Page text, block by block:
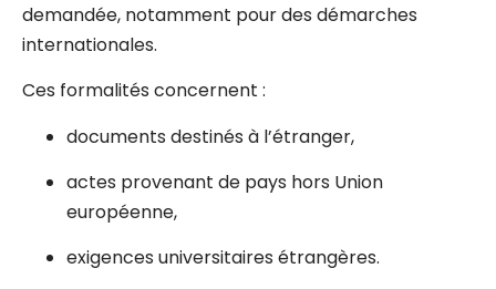
demandée, notamment pour des démarches
internationales.
Ces formalités concernent :
documents destinés à l’étranger,
actes provenant de pays hors Union
européenne,
exigences universitaires étrangères.